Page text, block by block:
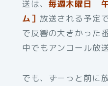
送は、 毎週木曜日
ム］ 放送される予定
で反響の大きかった
中でもアンコール放
でも、ずーっと前に